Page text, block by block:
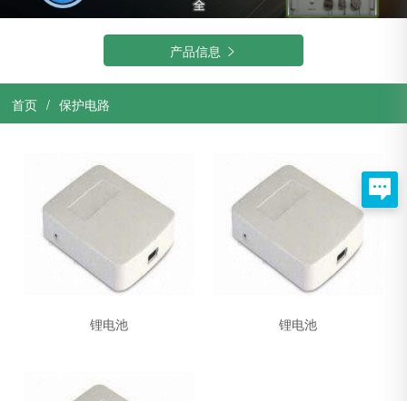
产品信息 
首页 / 保护电路
锂电池 锂电池
